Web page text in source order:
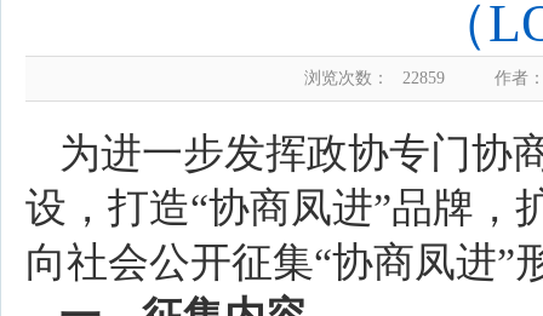
（
浏览次数： 22859 作者
为进一步发挥政协专门协
设，打造“协商凤进”品牌，
向社会公开征集“协商凤进”